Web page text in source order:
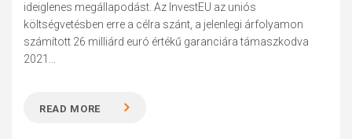
ideiglenes megállapodást. Az InvestEU az uniós
költségvetésben erre a célra szánt, a jelenlegi árfolyamon
számított 26 milliárd euró értékű garanciára támaszkodva
2021...
READ MORE